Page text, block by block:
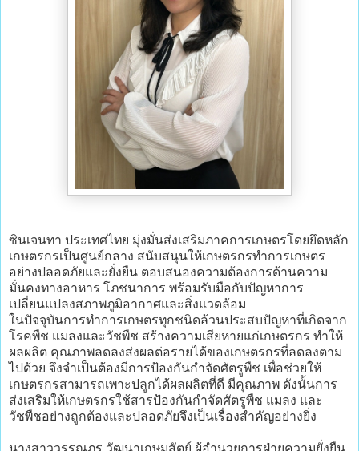
ซินเจนทา ประเทศไทย มุ่งมั่นส่งเสริมภาคการเกษตรโดยยึดหลัก
เกษตรกรเป็นศูนย์กลาง สนับสนุนให้เกษตรกรทำการเกษตร
อย่างปลอดภัยและยั่งยืน ตอบสนองความต้องการด้านความ
มั่นคงทางอาหาร โภชนาการ พร้อมรับมือกับปัญหาการ
เปลี่ยนแปลงสภาพภูมิอากาศและสิ่งแวดล้อม
ในปัจจุบันการทำการเกษตรทุกชนิดล้วนประสบปัญหาที่เกิดจาก
โรคพืช แมลงและวัชพืช สร้างความเสียหายแก่เกษตรกร ทำให้
ผลผลิต คุณภาพลดลงส่งผลต่อรายได้ของเกษตรกรที่ลดลงตาม
ไปด้วย จึงจำเป็นต้องมีการป้องกันกำจัดศัตรูพืช เพื่อช่วยให้
เกษตรกรสามารถเพาะปลูกได้ผลผลิตที่ดี มีคุณภาพ ดังนั้นการ
ส่งเสริมให้เกษตรกรใช้สารป้องกันกำจัดศัตรูพืช แมลง และ
วัชพืชอย่างถูกต้องและปลอดภัยจึงเป็นเรื่องสำคัญอย่างยิ่ง
นางสาววรรณภร วัฒนาเกษมสัตย์ ผู้อำนวยการฝ่ายความยั่งยืน